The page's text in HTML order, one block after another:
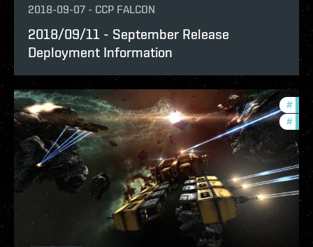
2018-09-07 - CCP FALCON
2018/09/11 - September Release
Deployment Information
#
#